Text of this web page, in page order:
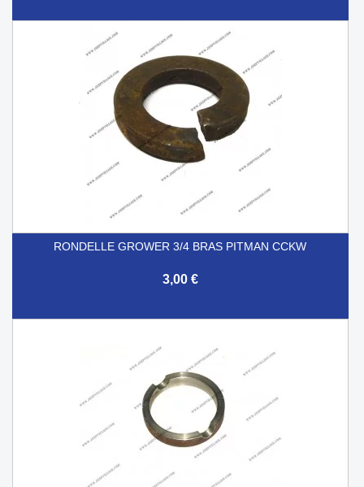
RONDELLE GROWER 3/4 BRAS PITMAN CCKW
3,00 €